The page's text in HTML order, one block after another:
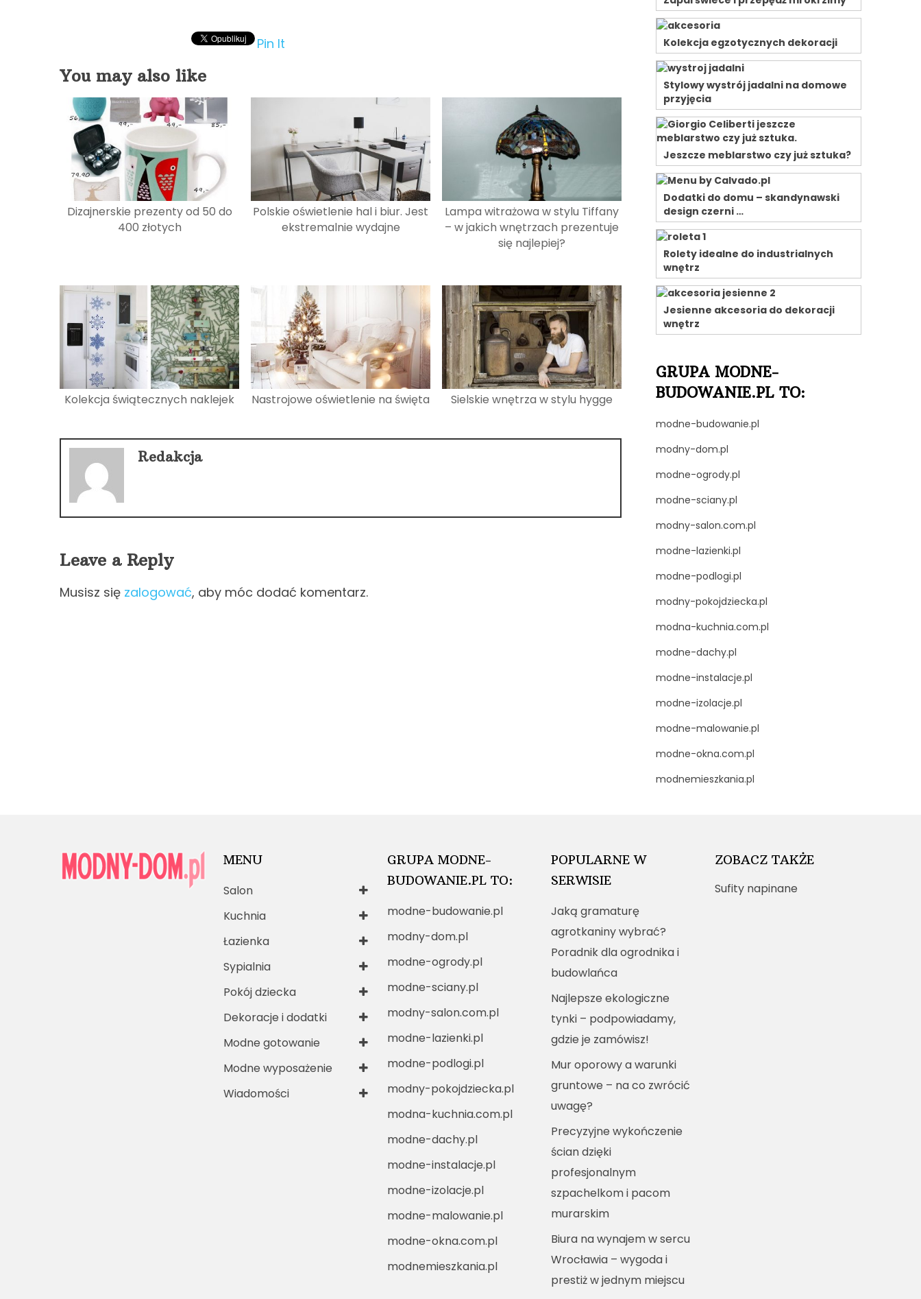
Pin It
You may also like
Dizajnerskie prezenty od 50 do
400 złotych
Polskie oświetlenie hal i biur. Jest
ekstremalnie wydajne
Lampa witrażowa w stylu Tiffany
– w jakich wnętrzach prezentuje
się najlepiej?
Kolekcja świątecznych naklejek Nastrojowe oświetlenie na święta Sielskie wnętrza w stylu hygge
Redakcja
Leave a Reply
Musisz się zalogować, aby móc dodać komentarz.
Kolekcja egzotycznych dekoracji
Stylowy wystrój jadalni na domowe
przyjęcia
Jeszcze meblarstwo czy już sztuka?
Dodatki do domu – skandynawski
design czerni …
Rolety idealne do industrialnych
wnętrz
Jesienne akcesoria do dekoracji
wnętrz
GRUPA MODNE-
BUDOWANIE.PL TO:
modne-budowanie.pl
modny-dom.pl
modne-ogrody.pl
modne-sciany.pl
modny-salon.com.pl
modne-lazienki.pl
modne-podlogi.pl
modny-pokojdziecka.pl
modna-kuchnia.com.pl
modne-dachy.pl
modne-instalacje.pl
modne-izolacje.pl
modne-malowanie.pl
modne-okna.com.pl
modnemieszkania.pl
MENU
Salon
Kuchnia
Łazienka
Sypialnia
Pokój dziecka
Dekoracje i dodatki
Modne gotowanie
Modne wyposażenie
Wiadomości
GRUPA MODNE-
BUDOWANIE.PL TO:
modne-budowanie.pl
modny-dom.pl
modne-ogrody.pl
modne-sciany.pl
modny-salon.com.pl
modne-lazienki.pl
modne-podlogi.pl
modny-pokojdziecka.pl
modna-kuchnia.com.pl
modne-dachy.pl
modne-instalacje.pl
modne-izolacje.pl
modne-malowanie.pl
modne-okna.com.pl
modnemieszkania.pl
POPULARNE W
SERWISIE
Jaką gramaturę
agrotkaniny wybrać?
Poradnik dla ogrodnika i
budowlańca
Najlepsze ekologiczne
tynki – podpowiadamy,
gdzie je zamówisz!
Mur oporowy a warunki
gruntowe – na co zwrócić
uwagę?
Precyzyjne wykończenie
ścian dzięki
profesjonalnym
szpachelkom i pacom
murarskim
Biura na wynajem w sercu
Wrocławia – wygoda i
prestiż w jednym miejscu
ZOBACZ TAKŻE
Sufity napinane